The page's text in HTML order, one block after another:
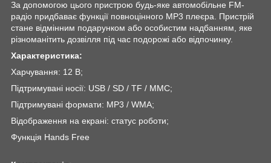
За допомогою цього пристрою будь-яке автомобільне FM-
радіо придбаває функції повноцінного MP3 плеєра. Пристрій
стане відмінним подарунком або особистим надбанням, яке
різноманітить дозвілля під час подорожі або відпочинку.
Характеристика:
Харчування: 12 В;
Підтримувані носії: USB / SD / TF / MMC;
Підтримувані формати: MP3 / WMA;
Відображення на екрані: статус роботи;
Функція Hands Free